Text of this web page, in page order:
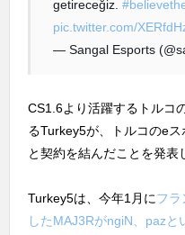
getireceğiz.
pic.twitter.com/
— Sangal Esports
CS1.6より活躍するトルコ
るTurkey5が、トルコのeス
と契約を結んだことを発表
Turkey5は、今年1月にフラ
したMAJ3RがngiN、paz